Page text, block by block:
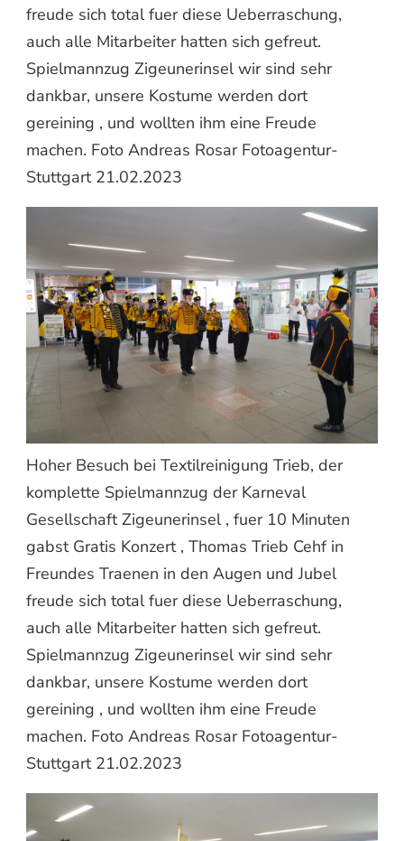
freude sich total fuer diese Ueberraschung,
auch alle Mitarbeiter hatten sich gefreut.
Spielmannzug Zigeunerinsel wir sind sehr
dankbar, unsere Kostume werden dort
gereining , und wollten ihm eine Freude
machen. Foto Andreas Rosar Fotoagentur-
Stuttgart 21.02.2023
Hoher Besuch bei Textilreinigung Trieb, der
komplette Spielmannzug der Karneval
Gesellschaft Zigeunerinsel , fuer 10 Minuten
gabst Gratis Konzert , Thomas Trieb Cehf in
Freundes Traenen in den Augen und Jubel
freude sich total fuer diese Ueberraschung,
auch alle Mitarbeiter hatten sich gefreut.
Spielmannzug Zigeunerinsel wir sind sehr
dankbar, unsere Kostume werden dort
gereining , und wollten ihm eine Freude
machen. Foto Andreas Rosar Fotoagentur-
Stuttgart 21.02.2023